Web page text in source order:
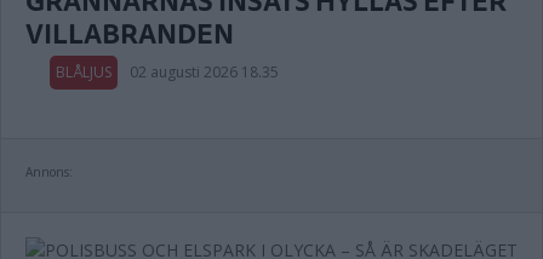
VILLABRANDEN
BLÅLJUS 02 augusti 2026 18.35
Annons: